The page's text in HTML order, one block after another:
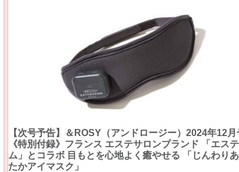
【次号予告】＆ROSY（アンドロージー）2024年12月
《特別付録》フランス エステサロンブランド 「エス
ム」とコラボ 目もとを心地よく癒やせる 「じんわり
たかアイマスク」